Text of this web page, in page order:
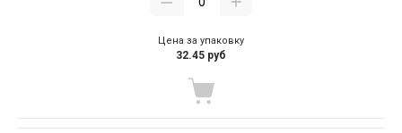
Цена за упаковку
32.45 руб